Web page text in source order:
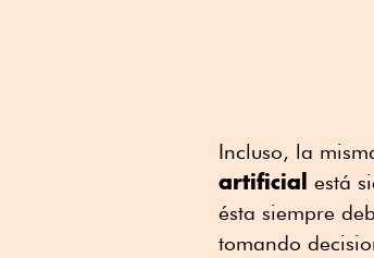
Incluso, la
artificial está
ésta siempre
tomando